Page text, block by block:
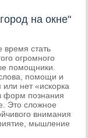
на окне"
время стать
огромного
помощники.
помощи и
или нет «искорка
форм познания
Это сложное
внимания
мышление